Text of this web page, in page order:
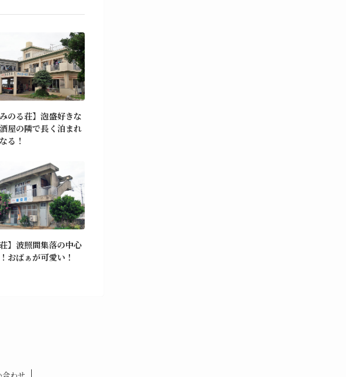
みのる荘】泡盛好きな
屋の隣で長く泊まれ
る！
荘】波照間集落の中心
おばぁが可愛い！
合わせ